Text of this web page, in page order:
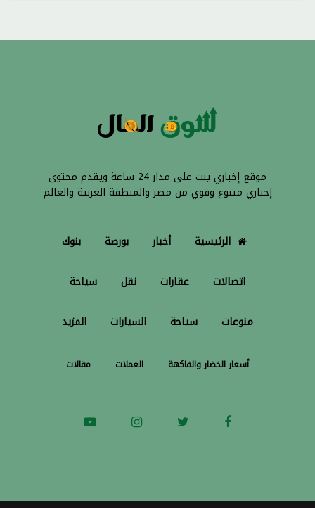
موقع إخباري يبث على مدار 24 ساعة ويقدم محتوى
إخباري متنوع وقوي من مصر والمنطقة العربية والعالم
الرئيسية أخبار بورصة بنوك
اتصالات عقارات نقل سياحة
منوعات سياحة السيارات المزيد
أسعار الخضار والفاكهة العملات مقالات